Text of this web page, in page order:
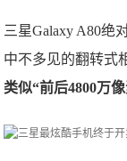
三星Galaxy A80绝
中不多见的翻转式
类似“前后4800万